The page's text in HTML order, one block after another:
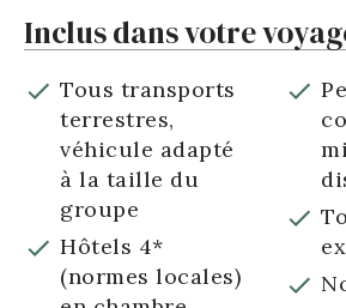
Inclus dans votre
Tous transports
terrestres,
véhicule adapté
à la taille du
groupe
Hôtels 4*
(normes locales)